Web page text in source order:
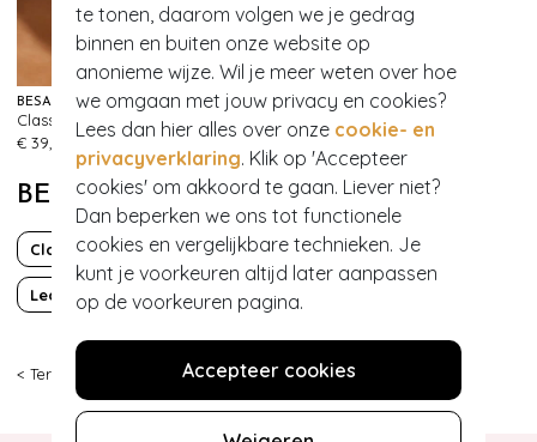
te tonen, daarom volgen we je gedrag
binnen en buiten onze website op
anonieme wijze. Wil je meer weten over hoe
we omgaan met jouw privacy en cookies?
Lees dan hier alles over onze cookie- en
privacyverklaring. Klik op 'Accepteer
cookies' om akkoord te gaan. Liever niet?
Dan beperken we ons tot functionele
cookies en vergelijkbare technieken. Je
kunt je voorkeuren altijd later aanpassen
op de voorkeuren pagina.
Accepteer cookies
BÉSAME COSMETICS
€ 39,95
418
BEKIJK MEER VAN
Classy chic Dierenprint
Leopard PinUp
< Terug >Accessoires >Handschoenen